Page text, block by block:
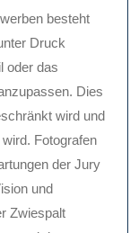
besteht
Druck
oder das
Dies
wird und
Fotografen
der Jury
und
Zwiespalt